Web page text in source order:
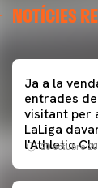
NOTÍCIES
Ja a la
entrades
visitant per
LaLiga
l'Athletic
20 octubre